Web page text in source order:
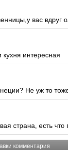
вас вдруг
кухня интересная
Не уж то
страна, есть
комментария